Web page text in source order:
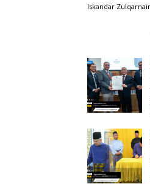
Iskandar